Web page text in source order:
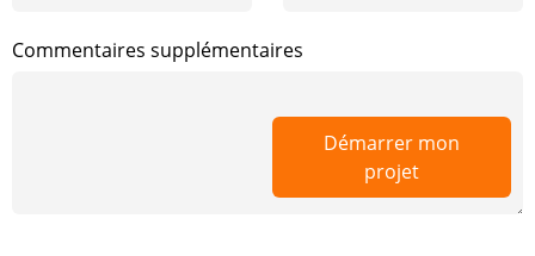
Commentaires supplémentaires
Démarrer mon
projet